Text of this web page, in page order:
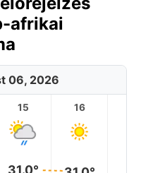
afrikai
06, 2026
15
31.0°
16